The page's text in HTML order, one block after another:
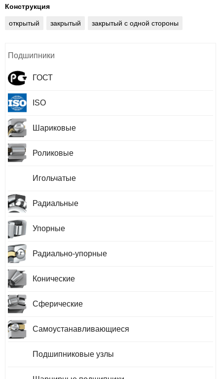
Конструкция
открытый закрытый закрытый с одной стороны
Подшипники
ГОСТ
ISO
Шариковые
Роликовые
Игольчатые
Радиальные
Упорные
Радиально-упорные
Конические
Сферические
Самоустанавливающиеся
Подшипниковые узлы